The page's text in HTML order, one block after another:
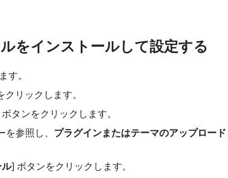
をインストールして設定する
す。
リックします。
タンをクリックします。
参照し、 プラグインまたはテーマのアップロード
] ボタンをクリックします。